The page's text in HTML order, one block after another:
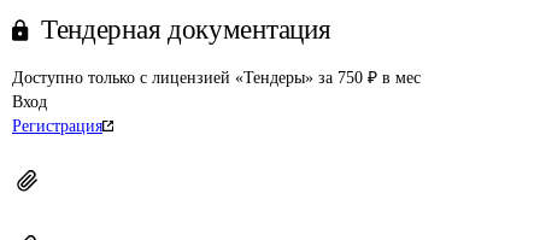
Тендерная документация
Доступно только с лицензией «Тендеры» за 750 ₽ в мес
Вход
Регистрация